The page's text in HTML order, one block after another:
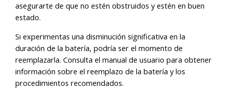
asegurarte de que no estén obstruidos y estén en buen
estado.
Si experimentas una disminución significativa en la
duración de la batería, podría ser el momento de
reemplazarla. Consulta el manual de usuario para obtener
información sobre el reemplazo de la batería y los
procedimientos recomendados.